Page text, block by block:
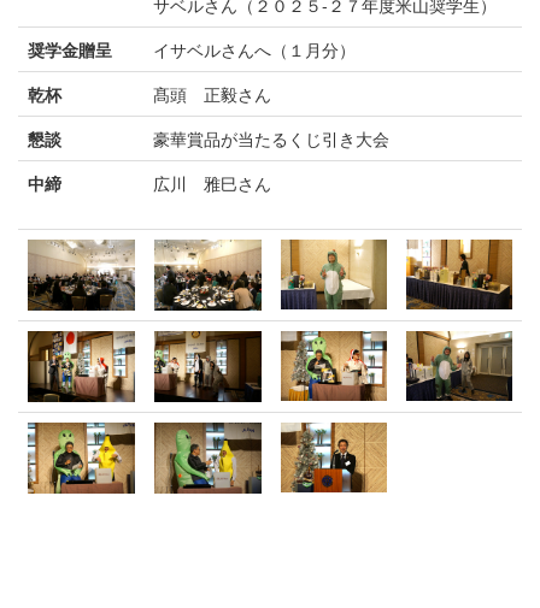
サベルさん（２０２５-２７年度米山奨学生）
奨学金贈呈
イサベルさんへ（１月分）
乾杯
髙頭 正毅さん
懇談
豪華賞品が当たるくじ引き大会
中締
広川 雅巳さん